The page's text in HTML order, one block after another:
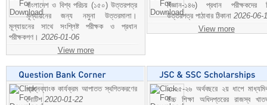
বাংলাদেশ ও বিশ্ব পরিচয় (১৫০) উত্তরপত্র
মূল্যায়নের জন্য নমুনা উত্তরমালা।
মূল্যায়নের সাথে সংশ্লিষ্ট পরীক্ষক ও প্রধান
পরীক্ষকগণ। 2026-01-06
View more
বিজ্ঞান-১৪৬) প্রধান পরীক্ষকদের
উত্তরপত্র পাঠাবার ঠিকানা 2026-06-
View more
প্রশ্নব্যাংক কার্যক্রম আপাতত স্থগিতকরণের
নোটিশ 2020-01-22
২০২৫-২৬ অর্থবছরে ২য় ধাপে
উচ্চ শিক্ষা অধিদপ্তরের রাজস্ব